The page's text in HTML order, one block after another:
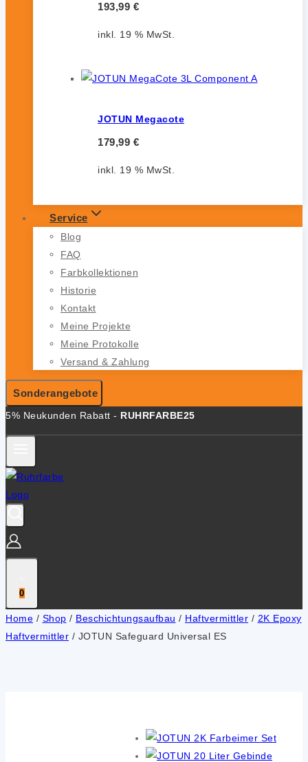
193,99 €
inkl. 19 % MwSt.
JOTUN Megacote
179,99 €
inkl. 19 % MwSt.
Service
Blog
FAQ
Farbkollektionen
Historie
Kontakt
Meine Projekte
Meine Protokolle
Versand & Zahlung
Sonderangebote
5% Neukunden Rabatt - RUHRFARBE25
0
Home / Shop / Beschichtungsaufbau / Haftvermittler / 2K Epoxy
Haftvermittler / JOTUN Safeguard Universal ES